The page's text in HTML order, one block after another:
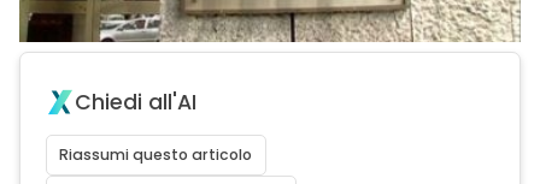
Chiedi all'AI
Riassumi questo articolo